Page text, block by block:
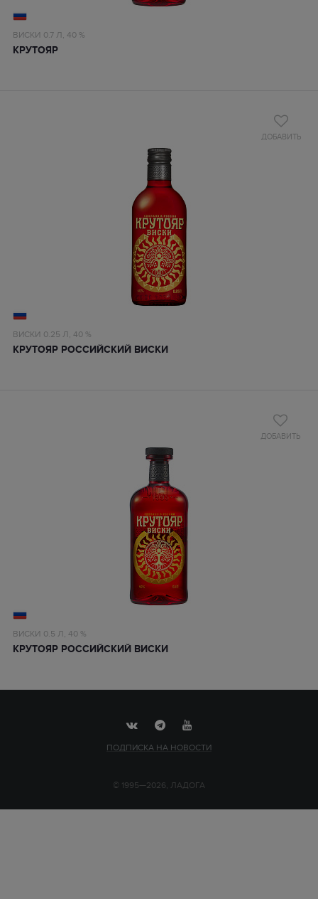
ВИСКИ 0.7 Л, 40 %
КРУТОЯР
ДОБАВИТЬ
ВИСКИ 0.25 Л, 40 %
КРУТОЯР РОССИЙСКИЙ ВИСКИ
ДОБАВИТЬ
ВИСКИ 0.5 Л, 40 %
КРУТОЯР РОССИЙСКИЙ ВИСКИ
ПОДПИСКА НА НОВОСТИ
© 1995—2026, ЛАДОГА